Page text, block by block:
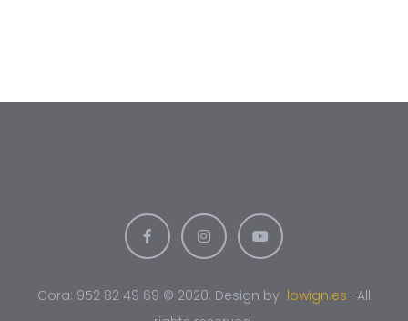
Cora: 952 82 49 69 © 2020. Design by lowign.es -All